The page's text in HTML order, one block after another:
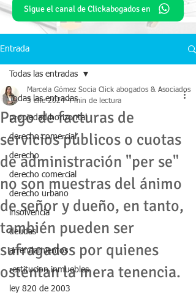
Sigue el canal de Clickabogados en
Entrada
Todas las entradas
propiedad horizontal
derecho comercial
derecho
derecho comercial
derecho urbano
insolvencia
deudas
arrendamientos
restitucion inmuebles
ley 820 de 2003
Todas las entradas
Pago de facturas de
servicios públicos o cuotas
de administración "per se"
no son muestras del ánimo
de señor y dueño, en tanto,
también pueden ser
sufragados por quienes
ostentan la mera tenencia.
Marcela Gómez Socia Click abogados & Asociados
3 ene 2024 4 min de lectura